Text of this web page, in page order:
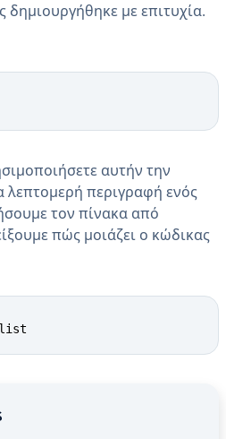
δημιουργήθηκε με επιτυχία.
αυτήν την
λεπτομερή περιγραφή ενός
τον πίνακα από
πώς μοιάζει ο κώδικας